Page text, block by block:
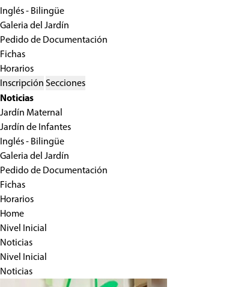
Inglés - Bilingüe
Galeria del Jardín
Pedido de Documentación
Fichas
Horarios
Inscripción Secciones
Noticias
Jardín Maternal
Jardín de Infantes
Inglés - Bilingüe
Galeria del Jardín
Pedido de Documentación
Fichas
Horarios
Home
Nivel Inicial
Noticias
Nivel Inicial
Noticias